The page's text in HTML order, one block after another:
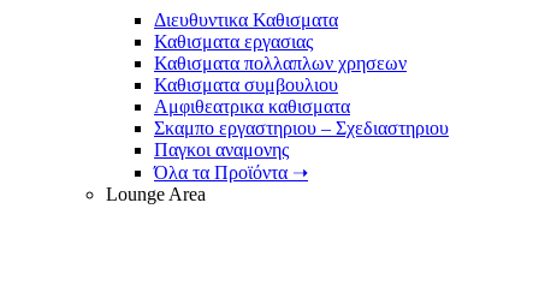
Διευθυντικα Καθισματα
Καθισματα εργασιας
Καθισματα πολλαπλων χρησεων
Καθισματα συμβουλιου
Αμφιθεατρικα καθισματα
Σκαμπο εργαστηριου – Σχεδιαστηριου
Παγκοι αναμονης
Όλα τα Προϊόντα ➝
Lounge Area